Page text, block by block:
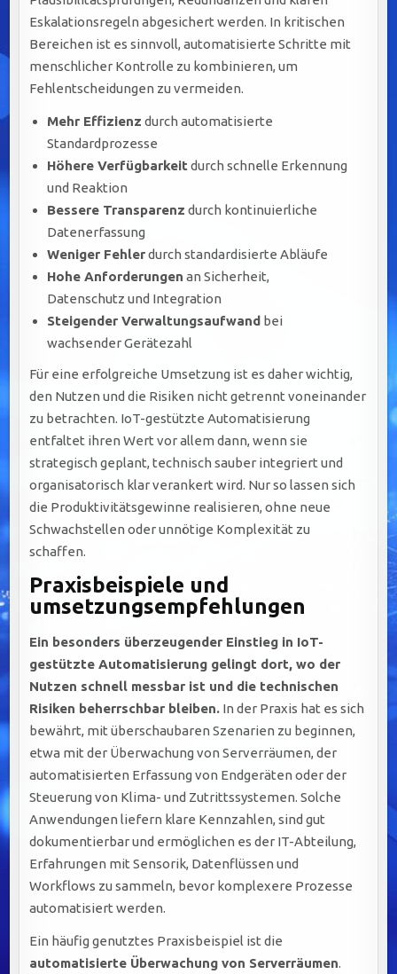
Eskalationsregeln abgesichert werden. In kritischen
Bereichen ist es sinnvoll, automatisierte Schritte mit
menschlicher Kontrolle zu kombinieren, um
Fehlentscheidungen zu vermeiden.
Mehr Effizienz durch automatisierte
Standardprozesse
Höhere Verfügbarkeit durch schnelle Erkennung
und Reaktion
Bessere Transparenz durch kontinuierliche
Datenerfassung
Weniger Fehlerdurch standardisierte Abläufe
Hohe Anforderungen an Sicherheit,
Datenschutz und Integration
Steigender Verwaltungsaufwand bei
wachsender Gerätezahl
Für eine erfolgreiche Umsetzung ist es daher wichtig,
den Nutzen und die Risiken nicht getrennt voneinander
zu betrachten. IoT-gestützte Automatisierung
entfaltet ihren Wert vor allem dann, wenn sie
strategisch geplant, technisch sauber integriert und
organisatorisch klar verankert wird. Nur so lassen sich
die Produktivitätsgewinne realisieren, ohne neue
Schwachstellen oder unnötige Komplexität zu
schaffen.
Praxisbeispiele und
umsetzungsempfehlungen
Ein besonders überzeugender Einstieg in IoT-
gestützte Automatisierung gelingt dort, wo der
Nutzen schnell messbar ist und die technischen
Risiken beherrschbar bleiben. In der Praxis hat es sich
bewährt, mit überschaubaren Szenarien zu beginnen,
etwa mit der Überwachung von Serverräumen, der
automatisierten Erfassung von Endgeräten oder der
Steuerung von Klima- und Zutrittssystemen. Solche
Anwendungen liefern klare Kennzahlen, sind gut
dokumentierbar und ermöglichen es der IT-Abteilung,
Erfahrungen mit Sensorik, Datenflüssen und
Workflows zu sammeln, bevor komplexere Prozesse
automatisiert werden.
Ein häufig genutztes Praxisbeispiel ist die
automatisierte Überwachung von Serverräumen.